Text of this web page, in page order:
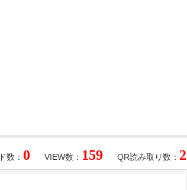
QR読み取り数： 2
VIEW数： 159
数： 0